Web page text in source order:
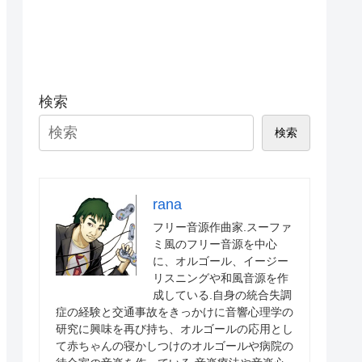
検索
検索
rana
フリー音源作曲家.スーファ
ミ風のフリー音源を中心
に、オルゴール、イージー
リスニングや和風音源を作
成している.自身の統合失調
症の経験と交通事故をきっかけに音響心理学の
研究に興味を再び持ち、オルゴールの応用とし
て赤ちゃんの寝かしつけのオルゴールや病院の